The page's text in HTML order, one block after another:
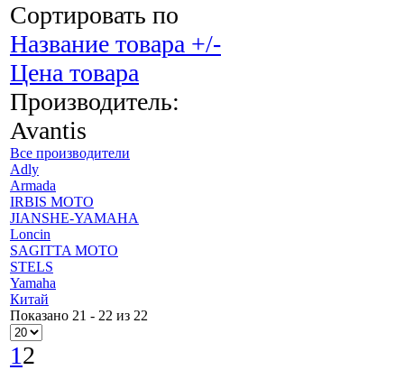
Сортировать по
Название товара +/-
Цена товара
Производитель:
Avantis
Все производители
Adly
Armada
IRBIS MOTO
JIANSHE-YAMAHA
Loncin
SAGITTA MOTO
STELS
Yamaha
Китай
Показано 21 - 22 из 22
12